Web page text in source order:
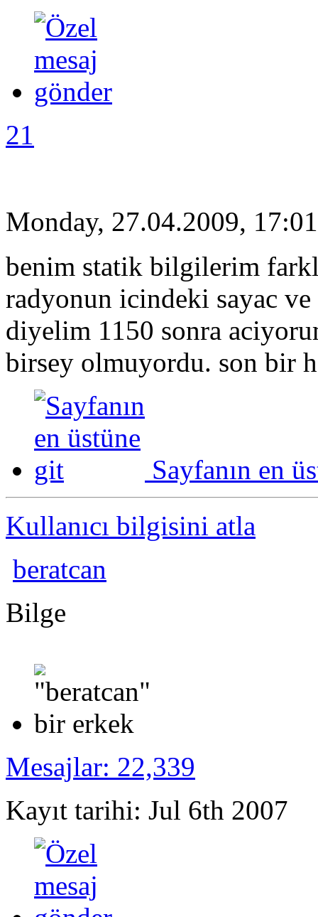
21
Monday, 27.04.2009, 17:01
benim statik bilgilerim
radyonun icindeki sayac
diyelim 1150 sonra
birsey olmuyordu. son bir
Sayfanın en
Kullanıcı bilgisini atla
beratcan
Bilge
Mesajlar: 22,339
Kayıt tarihi: Jul 6th 2007